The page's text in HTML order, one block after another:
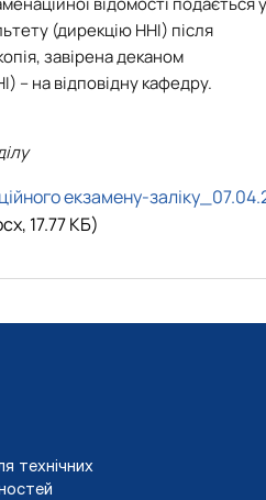
(дирекцію ННІ) після
завірена деканом
– на відповідну кафедру.
екзамену-
17.77 КБ)
технічних